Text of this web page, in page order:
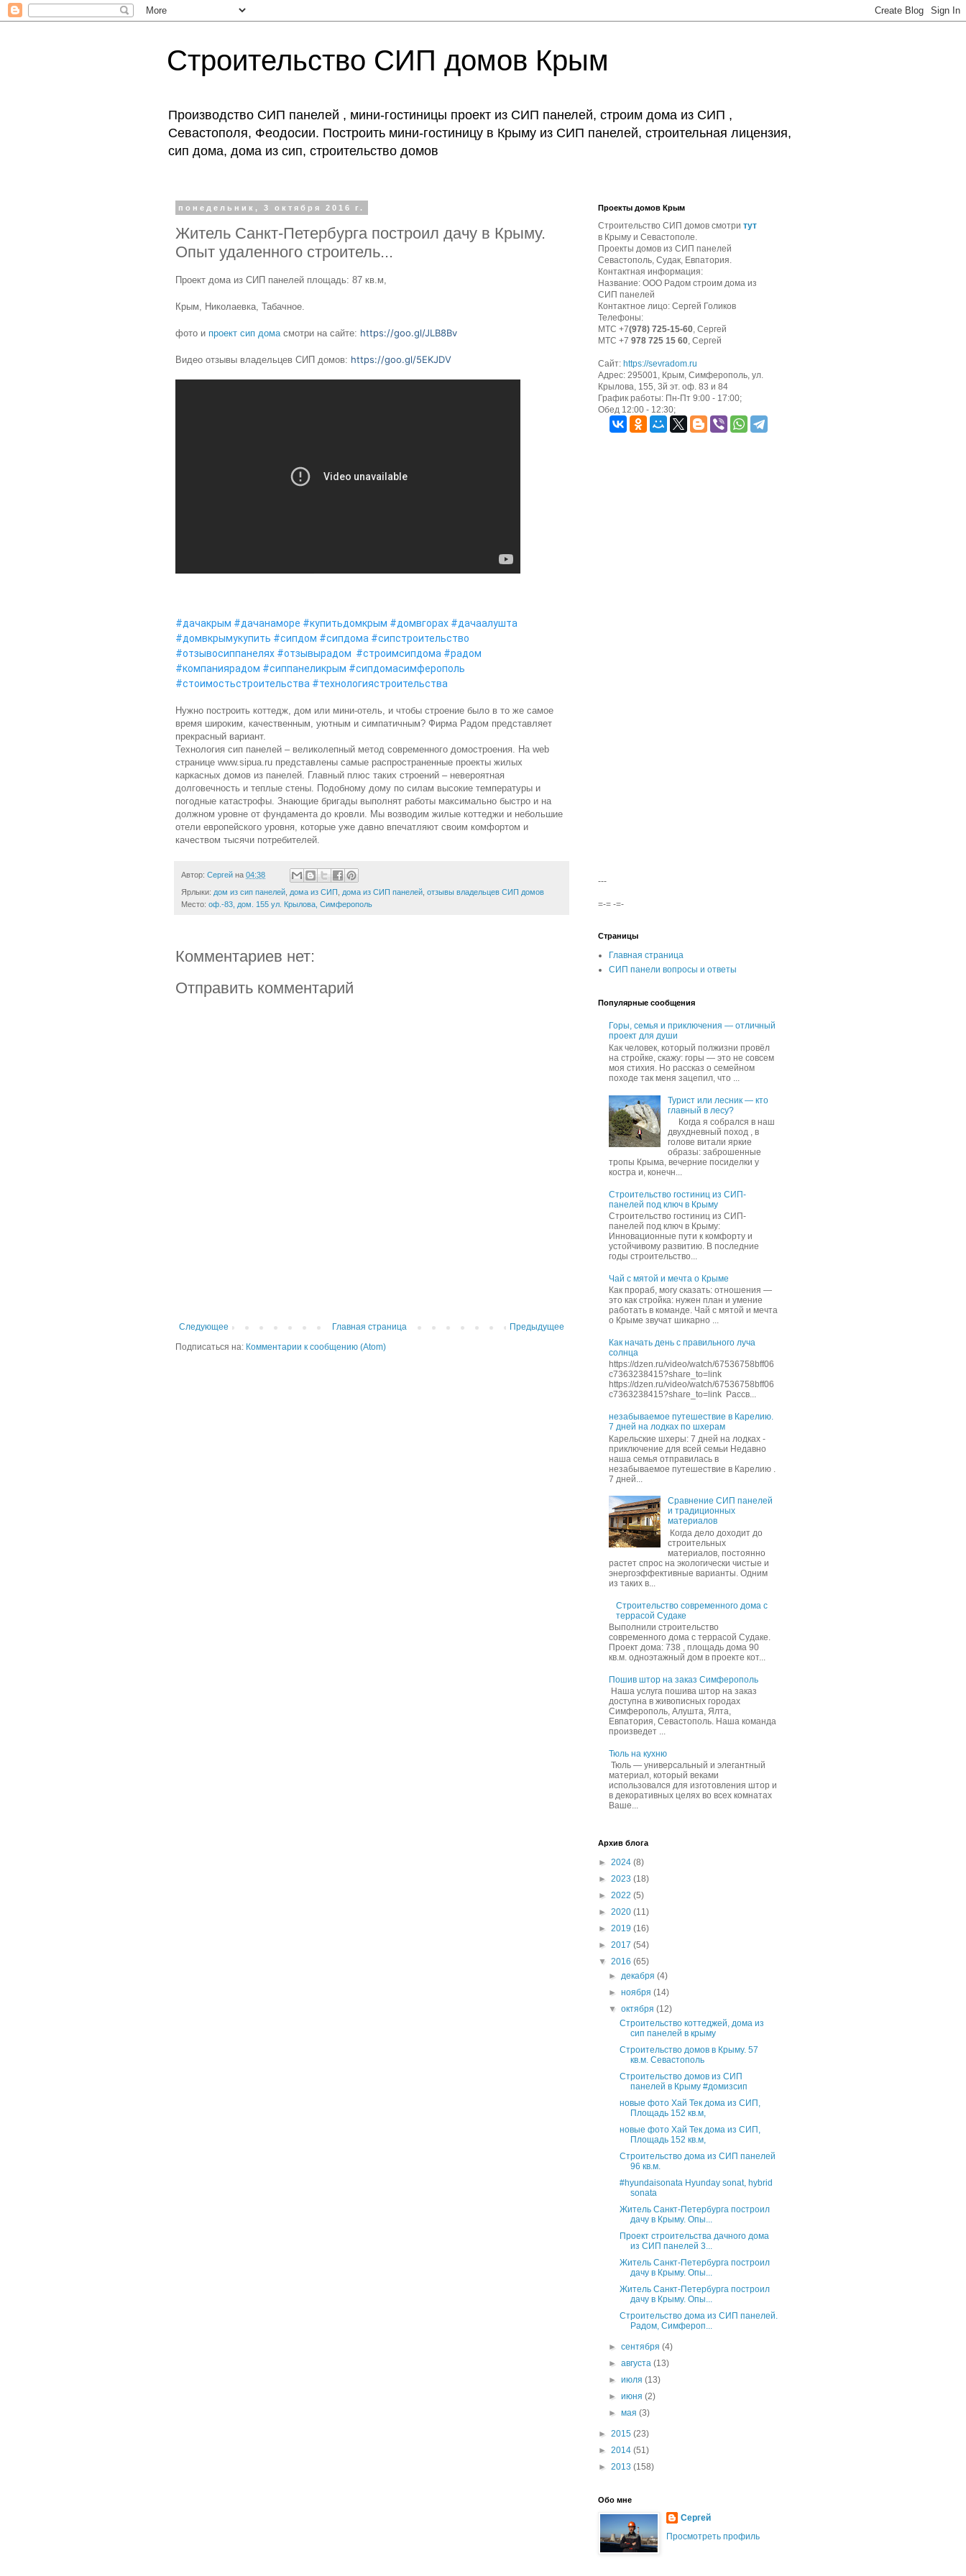
Строительство СИП домов Крым
Производство СИП панелей , мини-гостиницы проект из СИП панелей, строим дома из СИП ,
Севастополя, Феодосии. Построить мини-гостиницу в Крыму из СИП панелей, строительная лицензия,
сип дома, дома из сип, строительство домов
понедельник, 3 октября 2016 г.
Житель Санкт-Петербурга построил дачу в Крыму.
Опыт удаленного строитель...
Проект дома из СИП панелей площадь: 87 кв.м,
Крым, Николаевка, Табачное.
фото и проект сип дома смотри на сайте: https://goo.gl/JLB8Bv
Видео отзывы владельцев СИП домов: https://goo.gl/5EKJDV
#дачакрым #дачанаморе #купитьдомкрым #домвгорах #дачаалушта
#домвкрымукупить #сипдом #сипдома #сипстроительство
#отзывосиппанелях #отзывырадом #строимсипдома #радом
#компаниярадом #сиппанеликрым #сипдомасимферополь
#стоимостьстроительства #технологиястроительства
Нужно построить коттедж, дом или мини-отель, и чтобы строение было в то же самое
время широким, качественным, уютным и симпатичным? Фирма Радом представляет
прекрасный вариант.
Технология сип панелей – великолепный метод современного домостроения. На web
странице www.sipua.ru представлены самые распространенные проекты жилых
каркасных домов из панелей. Главный плюс таких строений – невероятная
долговечность и теплые стены. Подобному дому по силам высокие температуры и
погодные катастрофы. Знающие бригады выполнят работы максимально быстро и на
должном уровне от фундамента до кровли. Мы возводим жилые коттеджи и небольшие
отели европейского уровня, которые уже давно впечатляют своим комфортом и
качеством тысячи потребителей.
Автор: Сергей на 04:38
Ярлыки: дом из сип панелей дома из СИП дома из СИП панелей отзывы владельцев СИП домов
Место: оф.-83, дом. 155 ул. Крылова, Симферополь
Комментариев нет:
Отправить комментарий
Следующее Предыдущее
Главная страница
Подписаться на: Комментарии к сообщению (Atom)
Проекты домов Крым
Строительство СИП домов смотри тут
в Крыму и Севастополе.
Проекты домов из СИП панелей
Севастополь, Судак, Евпатория.
Контактная информация:
Название: ООО Радом строим дома из
СИП панелей
Контактное лицо: Сергей Голиков
Телефоны:
МТС +7(978) 725-15-60, Сергей
МТС +7 978 725 15 60, Сергей
Сайт: https://sevradom.ru
Адрес: 295001, Крым, Симферополь, ул.
Крылова, 155, 3й эт. оф. 83 и 84
График работы: Пн-Пт 9:00 - 17:00;
Обед 12:00 - 12:30;
---
=-= -=-
Страницы
Главная страница
СИП панели вопросы и ответы
Популярные сообщения
Горы, семья и приключения — отличный
проект для души
Как человек, который полжизни провёл
на стройке, скажу: горы — это не совсем
моя стихия. Но рассказ о семейном
походе так меня зацепил, что ...
Турист или лесник — кто
главный в лесу?
Когда я собрался в наш
двухдневный поход , в
голове витали яркие
образы: заброшенные
тропы Крыма, вечерние посиделки у
костра и, конечн...
Строительство гостиниц из СИП-
панелей под ключ в Крыму
Строительство гостиниц из СИП-
панелей под ключ в Крыму:
Инновационные пути к комфорту и
устойчивому развитию. В последние
годы строительство...
Чай с мятой и мечта о Крыме
Как прораб, могу сказать: отношения —
это как стройка: нужен план и умение
работать в команде. Чай с мятой и мечта
о Крыме звучат шикарно ...
Как начать день с правильного луча
солнца
https://dzen.ru/video/watch/67536758bff06
c7363238415?share_to=link
https://dzen.ru/video/watch/67536758bff06
c7363238415?share_to=link Рассв...
незабываемое путешествие в Карелию.
7 дней на лодках по шхерам
Карельские шхеры: 7 дней на лодках -
приключение для всей семьи Недавно
наша семья отправилась в
незабываемое путешествие в Карелию .
7 дней...
Сравнение СИП панелей
и традиционных
материалов
Когда дело доходит до
строительных
материалов, постоянно
растет спрос на экологически чистые и
энергоэффективные варианты. Одним
из таких в...
Строительство современного дома с
террасой Судаке
Выполнили строительство
современного дома с террасой Судаке.
Проект дома: 738 , площадь дома 90
кв.м. одноэтажный дом в проекте кот...
Пошив штор на заказ Симферополь
Наша услуга пошива штор на заказ
доступна в живописных городах
Симферополь, Алушта, Ялта,
Евпатория, Севастополь. Наша команда
произведет ...
Тюль на кухню
Тюль — универсальный и элегантный
материал, который веками
использовался для изготовления штор и
в декоративных целях во всех комнатах
Ваше...
Архив блога
► 2024 (8)
► 2023 (18)
► 2022 (5)
► 2020 (11)
► 2019 (16)
► 2017 (54)
▼ 2016 (65)
► декабря(4)
►ноября(14)
▼октября(12)
Строительство коттеджей, дома из
сип панелей в крыму
Строительство домов в Крыму. 57
кв.м. Севастополь
Строительство домов из СИП
панелей в Крыму #домизсип
новые фото Хай Тек дома из СИП,
Площадь 152 кв.м,
новые фото Хай Тек дома из СИП,
Площадь 152 кв.м,
Строительство дома из СИП панелей
96 кв.м.
#hyundaisonata Hyunday sonat, hybrid
sonata
Житель Санкт-Петербурга построил
дачу в Крыму. Опы...
Проект строительства дачного дома
из СИП панелей 3...
Житель Санкт-Петербурга построил
дачу в Крыму. Опы...
Житель Санкт-Петербурга построил
дачу в Крыму. Опы...
Строительство дома из СИП панелей.
Радом, Симфероп...
►сентября(4)
►августа(13)
►июля(13)
►июня(2)
►мая(3)
► 2015 (23)
► 2014 (51)
► 2013 (158)
Обо мне
Сергей
Просмотреть профиль